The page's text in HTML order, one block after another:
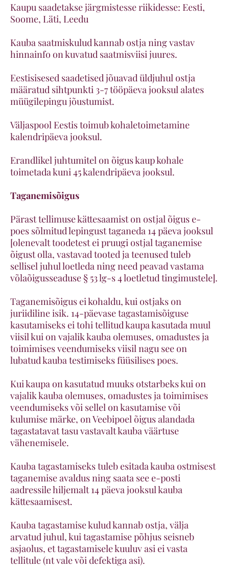
Kaupu saadetakse järgmistesse riikidesse: Eesti,
Soome, Läti, Leedu
Kauba saatmiskulud kannab ostja ning vastav
hinnainfo on kuvatud saatmisviisi juures.
Eestisisesed saadetised jõuavad üldjuhul ostja
määratud sihtpunkti 3-7 tööpäeva jooksul alates
müügilepingu jõustumist.
Väljaspool Eestis toimub kohaletoimetamine
kalendripäeva jooksul.
Erandlikel juhtumitel on õigus kaup kohale
toimetada kuni 45 kalendripäeva jooksul.
Taganemisõigus
Pärast tellimuse kättesaamist on ostjal õigus e-
poes sõlmitud lepingust taganeda 14 päeva jooksul
[olenevalt toodetest ei pruugi ostjal taganemise
õigust olla, vastavad tooted ja teenused tuleb
sellisel juhul loetleda ning need peavad vastama
võlaõigusseaduse § 53 lg-s 4 loetletud tingimustele].
Taganemisõigus ei kohaldu, kui ostjaks on
juriidiline isik. 14-päevase tagastamisõiguse
kasutamiseks ei tohi tellitud kaupa kasutada muul
viisil kui on vajalik kauba olemuses, omadustes ja
toimimises veendumiseks viisil nagu see on
lubatud kauba testimiseks füüsilises poes.
Kui kaupa on kasutatud muuks otstarbeks kui on
vajalik kauba olemuses, omadustes ja toimimises
veendumiseks või sellel on kasutamise või
kulumise märke, on Veebipoel õigus alandada
tagastatavat tasu vastavalt kauba väärtuse
vähenemisele.
Kauba tagastamiseks tuleb esitada kauba ostmisest
taganemise avaldus ning saata see e-posti
aadressile hiljemalt 14 päeva jooksul kauba
kättesaamisest.
Kauba tagastamise kulud kannab ostja, välja
arvatud juhul, kui tagastamise põhjus seisneb
asjaolus, et tagastamisele kuuluv asi ei vasta
tellitule (nt vale või defektiga asi).